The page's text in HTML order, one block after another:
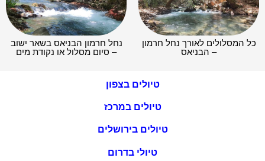
כל המסלולים לאורך נחל חרמון
– הבניאס
נחל חרמון הבניאס בשאר ישוב
– סיום מסלול או נקודת מים
טיולים בצפון
טיולים במרכז
טיולים בירושלים
טיולי בדרום